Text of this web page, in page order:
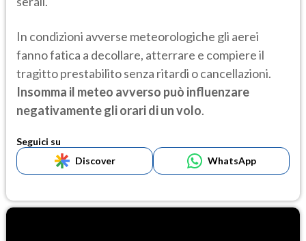
In condizioni avverse meteorologiche gli aerei
fanno fatica a decollare, atterrare e compiere il
tragitto prestabilito senza ritardi o cancellazioni.
Insomma il meteo avverso può influenzare
negativamente gli orari di un volo.
Seguici su
Discover
WhatsApp